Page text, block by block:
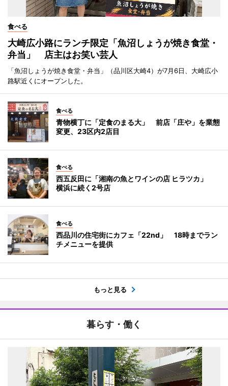
食べる
大崎広小路にランチ限定「魚沼しょうが焼き食堂・
弁当」 店主はお笑い芸人
「魚沼しょうが焼き食堂・弁当」（品川区大崎4）が7月6日、大崎広小
路駅近くにオープンした。
食べる
青物横丁に「定食のまる大」 前店「庄や」を業態
変更、23区内2店目
食べる
西五反田に「湘南の魚とワインの店 ヒラツカ」
横浜に続く2号店
食べる
西品川の住宅街にカフェ「22nd」 18時までラン
チメニューを提供
もっと見る
暮らす・働く